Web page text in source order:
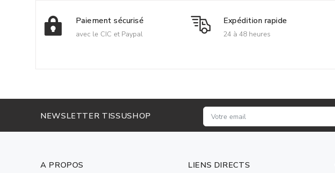
Paiement sécurisé
avec le CIC et Paypal
Expédition rapide
24 à 48 heures
NEWSLETTER TISSUSHOP
A PROPOS LIENS DIRECTS